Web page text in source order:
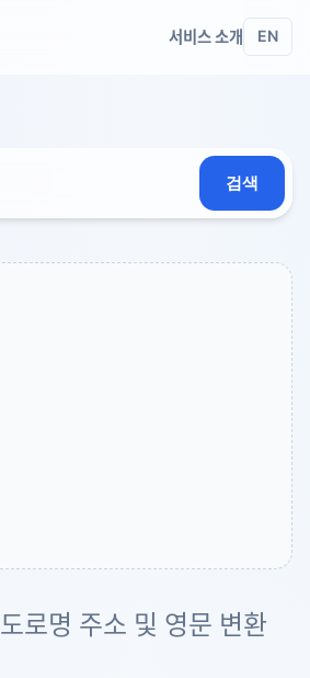
서비스 소개 EN
검색
도로명 주소 및 영문 변환